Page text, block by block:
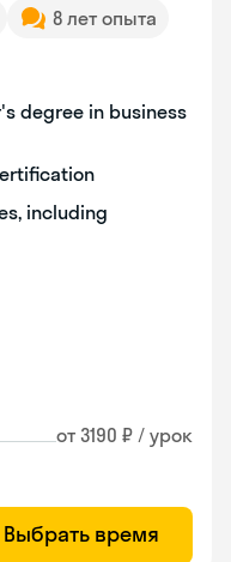
8 лет опыта
degree in business
including
от 3190 ₽ / урок
Выбрать время